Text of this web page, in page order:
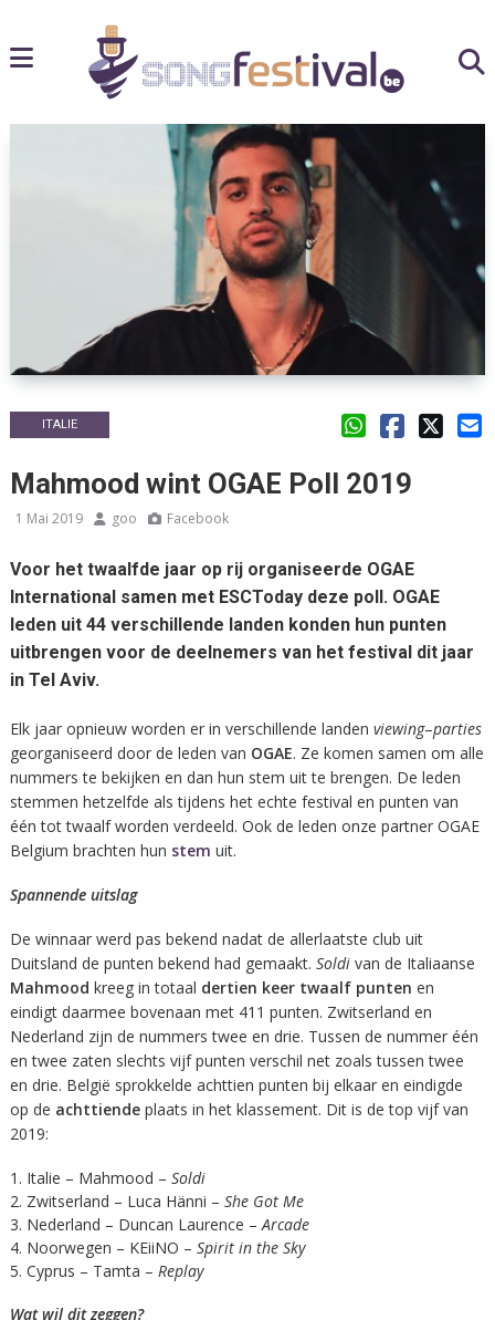
ITALIE
Mahmood wint OGAE Poll 2019
1 Mai 2019 goo Facebook
Voor het twaalfde jaar op rij organiseerde OGAE
International samen met ESCToday deze poll. OGAE
leden uit 44 verschillende landen konden hun punten
uitbrengen voor de deelnemers van het festival dit jaar
in Tel Aviv.
Elk jaar opnieuw worden er in verschillende landen viewing–parties
georganiseerd door de leden van OGAE. Ze komen samen om alle
nummers te bekijken en dan hun stem uit te brengen. De leden
stemmen hetzelfde als tijdens het echte festival en punten van
één tot twaalf worden verdeeld. Ook de leden onze partner OGAE
Belgium brachten hun stem uit.
Spannende uitslag
De winnaar werd pas bekend nadat de allerlaatste club uit
Duitsland de punten bekend had gemaakt. Soldivan de Italiaanse
Mahmood kreeg in totaal dertien keer twaalf punten en
eindigt daarmee bovenaan met 411 punten. Zwitserland en
Nederland zijn de nummers twee en drie. Tussen de nummer één
en twee zaten slechts vijf punten verschil net zoals tussen twee
en drie. België sprokkelde achttien punten bij elkaar en eindigde
op de achttiendeplaats in het klassement. Dit is de top vijf van
2019:
Italie – Mahmood – Soldi
Zwitserland – Luca Hänni – She Got Me
Nederland – Duncan Laurence –Arcade
Noorwegen – KEiiNO – Spirit in the Sky
Cyprus – Tamta – Replay
Wat wil dit zeggen?